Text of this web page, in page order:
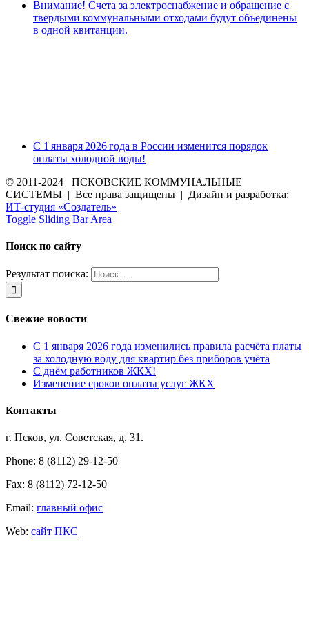
Внимание! Счета за электроснабжение и обращение с
твердыми коммунальными отходами будут объединены
в одной квитанции.
С 1 января 2026 года в России изменится порядок
оплаты холодной воды!
© 2011-2024 ПСКОВСКИЕ КОММУНАЛЬНЫЕ
СИСТЕМЫ | Все права защищены | Дизайн и разработка:
ИТ-студия «Создатель»
Toggle Sliding Bar Area
Поиск по сайту
Результат поиска:
Свежие новости
С 1 января 2026 года изменились правила расчёта платы
за холодную воду для квартир без приборов учёта
С днём работников ЖКХ!
Изменение сроков оплаты услуг ЖКХ
Контакты
г. Псков, ул. Советская, д. 31.
Phone: 8 (8112) 29-12-50
Fax: 8 (8112) 72-12-50
Email: главный офис
Web: сайт ПКС